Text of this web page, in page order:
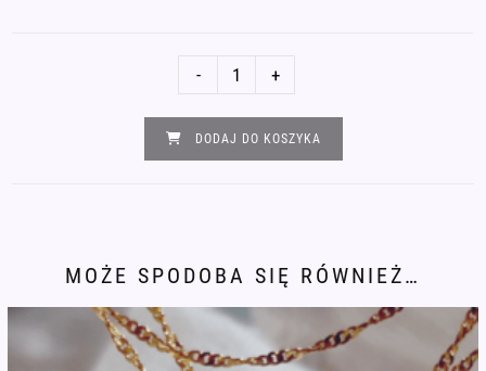
Naszyjnik
srebro
pozłacane
- +
DODAJ DO KOSZYKA
MOŻE SPODOBA SIĘ RÓWNIEŻ…